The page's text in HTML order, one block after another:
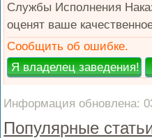
Службы Исполнения
оценят ваше
Сообщить об ошибке.
Информация обновлена:
Популярные